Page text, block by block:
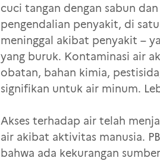
cuci tangan dengan sabun
pengendalian penyakit, di
meninggal akibat penyakit –
yang buruk. Kontaminasi air
obatan, bahan kimia,
signifikan untuk air minum.
Akses terhadap air telah
air akibat aktivitas manusia.
bahwa ada kekurangan